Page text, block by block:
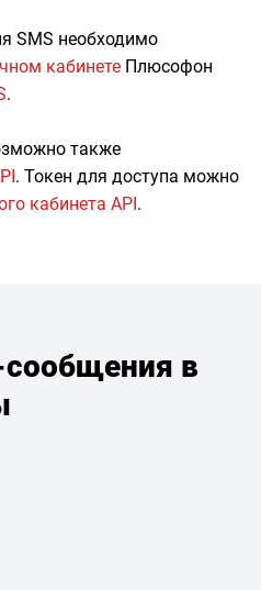
SMS необходимо
кабинете Плюсофон
.
также
. Токен для доступа можно
кабинета API.
в